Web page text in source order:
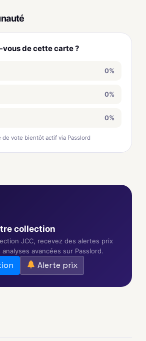
vous de cette carte ?
0%
0%
0%
de vote bientôt actif via Passlord
collection
JCC, recevez des alertes prix
avancées sur Passlord.
Alerte prix